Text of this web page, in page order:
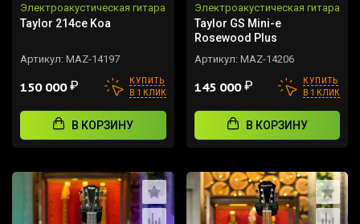
Электроакустическая гитара
Taylor 214ce Koa
Артикул: MAZ-14197
150 000₽
КУПИТЬ
В 1 КЛИК
В КОРЗИНУ
Электроакустическая гитара
Taylor GS Mini-e
Rosewood Plus
Артикул: MAZ-14206
145 000₽
КУПИТЬ
В 1 КЛИК
В КОРЗИНУ